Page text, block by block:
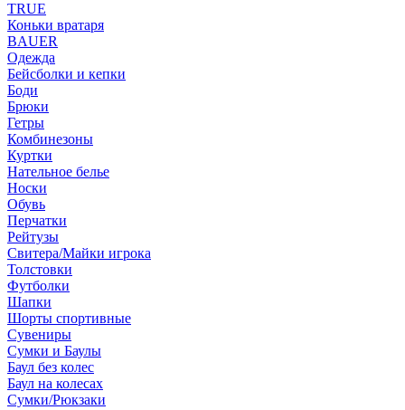
TRUE
Коньки вратаря
BAUER
Одежда
Бейсболки и кепки
Боди
Брюки
Гетры
Комбинезоны
Куртки
Нательное белье
Носки
Обувь
Перчатки
Рейтузы
Свитера/Майки игрока
Толстовки
Футболки
Шапки
Шорты спортивные
Сувениры
Сумки и Баулы
Баул без колес
Баул на колесах
Сумки/Рюкзаки